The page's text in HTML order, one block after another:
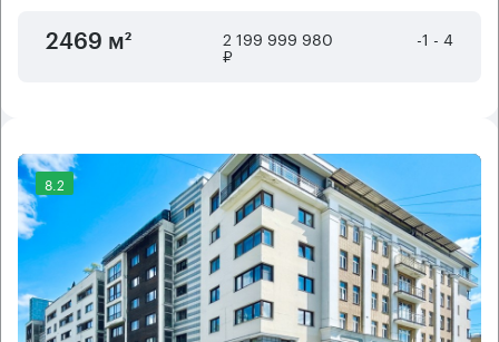
2469 м² 2 199 999 980
₽
-1 - 4
8.2